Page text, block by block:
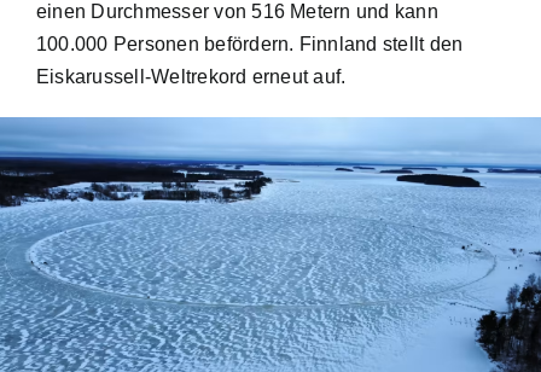
einen Durchmesser von 516 Metern und kann
100.000 Personen befördern. Finnland stellt den
Eiskarussell-Weltrekord erneut auf.